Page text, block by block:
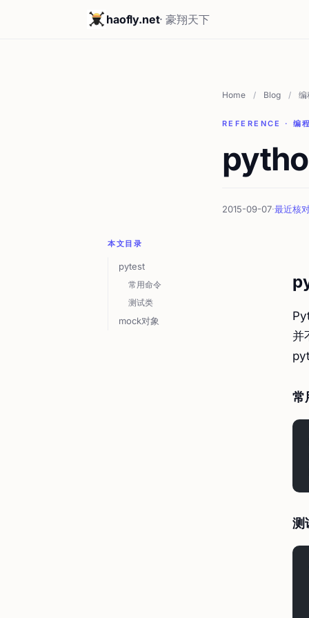
haofly.net· 豪翔天下
Home / Blog / 编
REFERENCE · 编
2015-09-07·最近核
本文目录
pytest
常用命令
测试类
mock对象
并
常
测